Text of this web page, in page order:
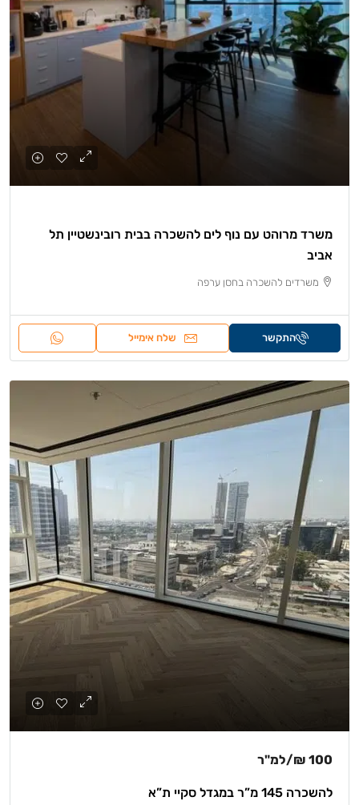
משרד מרוהט עם נוף לים להשכרה בבית רובינשטיין תל
אביב
משרדים להשכרה בחסן ערפה
התקשר שלח אימייל
100 ₪ /למ"ר
להשכרה 145 מ”ר במגדל סקיי ת”א